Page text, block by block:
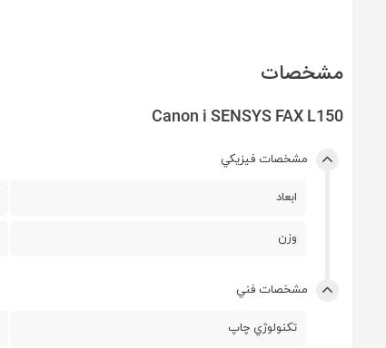
مشخصات
Canon i SENSYS FAX L150
مشخصات فيزيکي
ابعاد
وزن
مشخصات فني
تکنولوژي چاپ